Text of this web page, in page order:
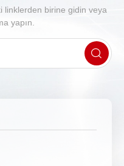
linklerden birine gidin veya
yapın.